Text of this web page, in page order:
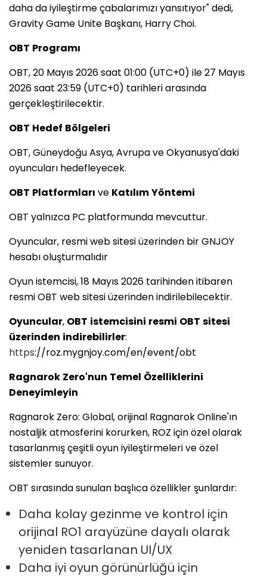
daha da iyileştirme çabalarımızı yansıtıyor" dedi,
Gravity Game Unite Başkanı, Harry Choi.
OBT Programı
OBT, 20 Mayıs 2026 saat 01:00 (UTC+0) ile 27 Mayıs
2026 saat 23:59 (UTC+0) tarihleri arasında
gerçekleştirilecektir.
OBT Hedef Bölgeleri
OBT, Güneydoğu Asya, Avrupa ve Okyanusya'daki
oyuncuları hedefleyecek.
OBT Platformları ve KatılımYöntemi
OBT yalnızca PC platformunda mevcuttur.
Oyuncular, resmi web sitesi üzerinden bir GNJOY
hesabı oluşturmalıdır
Oyun istemcisi, 18 Mayıs 2026 tarihinden itibaren
resmi OBT web sitesi üzerinden indirilebilecektir.
Oyuncular, OBT istemcisini resmi OBT sitesi
üzerinden indirebilirler:
https://roz.mygnjoy.com/en/event/obt
Ragnarok Zero'nun Temel Özelliklerini
Deneyimleyin
Ragnarok Zero: Global, orijinal Ragnarok Online'ın
nostaljik atmosferini korurken, ROZ için özel olarak
tasarlanmış çeşitli oyun iyileştirmeleri ve özel
sistemler sunuyor.
OBT sırasında sunulan başlıca özellikler şunlardır:
Daha kolay gezinme ve kontrol için
orijinal RO1 arayüzüne dayalı olarak
yeniden tasarlanan UI/UX
Daha iyi oyun görünürlüğü için